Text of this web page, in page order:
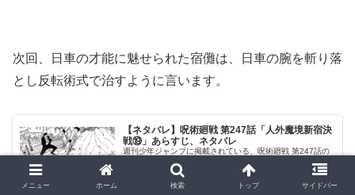
次回、日車の才能に魅せられた宿儺は、日車の腕を斬り落
とし反転術式で治すように言います。
【ネタバレ】呪術廻戦 第247話「人外魔境新宿決
戦⑲」あらすじ、ネタバレ
週刊少年ジャンプに掲載されている、呪術廻戦 第247話の
杖、日下部、脹相、猪野の五人で宿儺を攻撃、処刑人の剣
で斬ろうとしますが、宿儺の速さに誰もついていけませ
ん。日車から虎杖へ、託される処...
メニュー ホーム 検索 トップ サイドバー